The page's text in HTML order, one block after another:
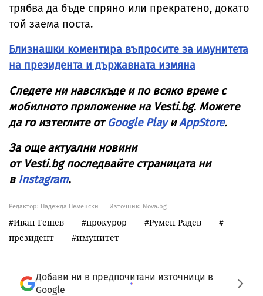
трябва да бъде спряно или прекратено, докато
той заема поста.
Близнашки коментира въпросите за имунитета
на президента и държавната измяна
Следете ни навсякъде и по всяко време с
мобилното приложение на Vesti.bg. Можете
да го изтеглите от Google Play и AppStore.
За още актуални новини
от Vesti.bg последвайте страницата ни
в Instagram.
Редактор: Надежда Неменски Източник: Nova.bg
Иван Гешев прокурор
Румен Радев
президент
имунитет
Добави ни в предпочитани източници в
Google